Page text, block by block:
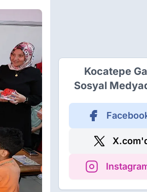
Kocatepe
Sosyal